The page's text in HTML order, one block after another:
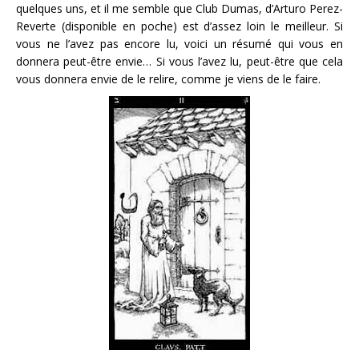
quelques uns, et il me semble que Club Dumas, d’Arturo Perez-
Reverte (disponible en poche) est d’assez loin le meilleur. Si
vous ne l’avez pas encore lu, voici un résumé qui vous en
donnera peut-être envie… Si vous l’avez lu, peut-être que cela
vous donnera envie de le relire, comme je viens de le faire.